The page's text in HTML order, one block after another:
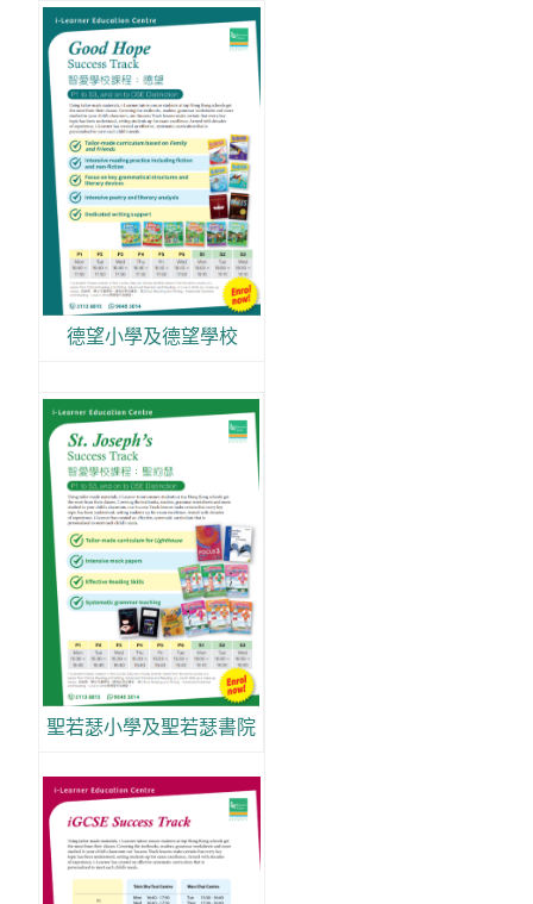
德望小學及德望學校
聖若瑟小學及聖若瑟書院